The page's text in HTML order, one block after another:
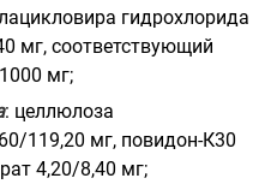
гидрохлорида
мг, соответствующий
мг;
: целлюлоза
119,20 мг, повидон-К30
4,20/8,40 мг;